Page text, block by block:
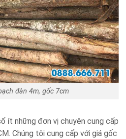
đàn 4m, gốc 7cm
ít những đơn vị chuyên cung cấp
Chúng tôi cung cấp với giá gốc